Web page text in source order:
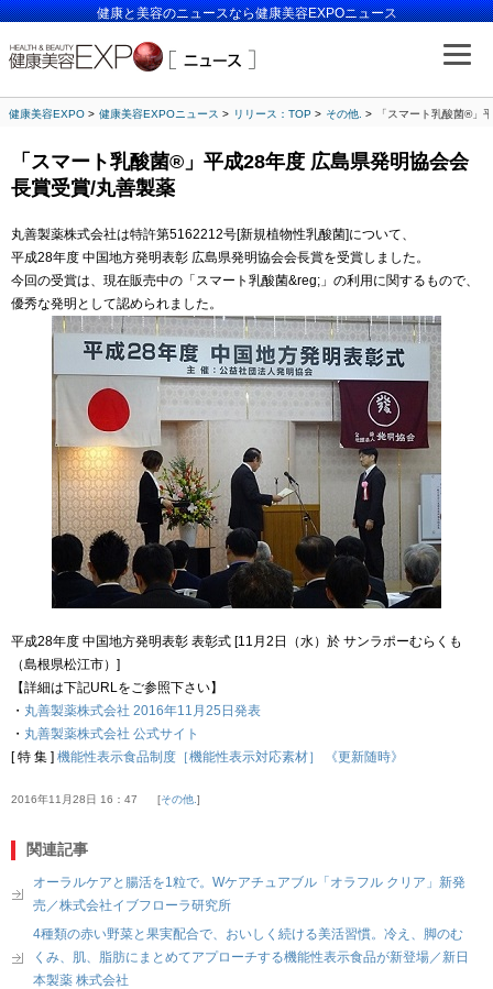
健康と美容のニュースなら健康美容EXPOニュース
健康美容EXPO 健康美容EXPOニュース リリース：TOP その他. 「スマート乳酸菌®」
「スマート乳酸菌®」平成28年度 広島県発明協会会
長賞受賞/丸善製薬
丸善製薬株式会社は特許第5162212号[新規植物性乳酸菌]について、
平成28年度 中国地方発明表彰 広島県発明協会会長賞を受賞しました。
今回の受賞は、現在販売中の「スマート乳酸菌&reg;」の利用に関するもので、
優秀な発明として認められました。
平成28年度 中国地方発明表彰 表彰式 [11月2日（水）於 サンラポーむらくも
（島根県松江市）]
【詳細は下記URLをご参照下さい】
・ 丸善製薬株式会社 2016年11月25日発表
・ 丸善製薬株式会社 公式サイト
[ 特 集 ] 機能性表示食品制度［機能性表示対応素材］ 《更新随時》
2016年11月28日 16：47 その他.
関連記事
オーラルケアと腸活を1粒で。Wケアチュアブル「オラフル クリア」新発
売／株式会社イブフローラ研究所
4種類の赤い野菜と果実配合で、おいしく続ける美活習慣。冷え、脚のむ
くみ、肌、脂肪にまとめてアプローチする機能性表示食品が新登場／新日
本製薬 株式会社